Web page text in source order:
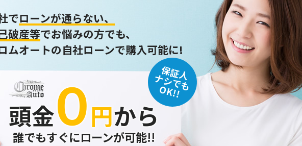
でローンが通らない、
破産等でお悩みの方でも、
ムオートの自社ローンで購入可能に!
保証人
ナシでも
OK!!
頭金０円から
誰でもすぐにローンが可能!!